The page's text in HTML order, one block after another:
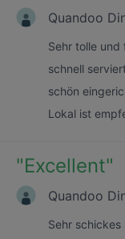
Quandoo
Sehr tolle
schnell
schön
Lokal ist
"Excellent"
Quandoo
Sehr schickes